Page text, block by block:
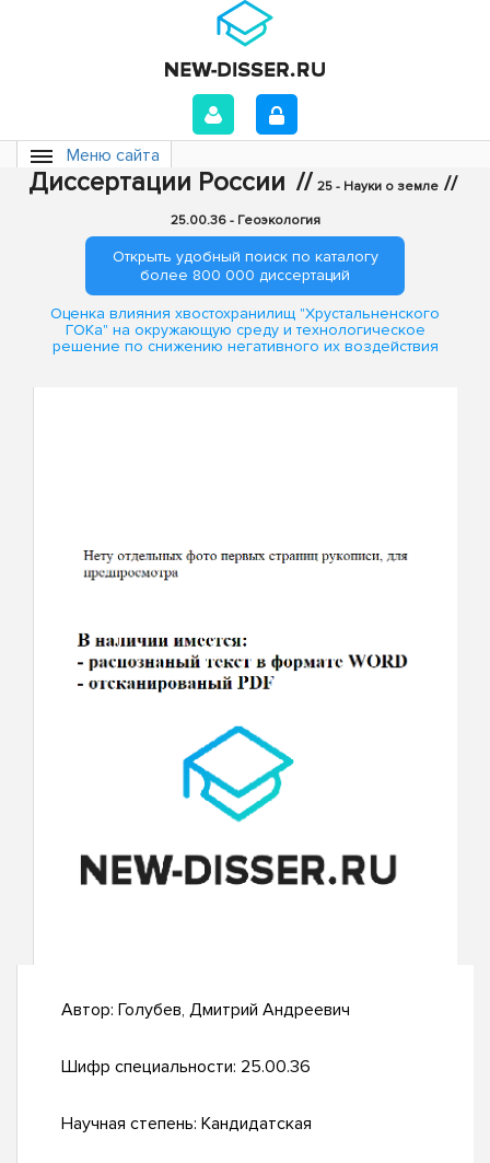
Меню сайта
Диссертации России // 25 - Науки о земле //
25.00.36 - Геоэкология
Открыть удобный поиск по каталогу
более 800 000 диссертаций
Оценка влияния хвостохранилищ "Хрустальненского
ГОКа" на окружающую среду и технологическое
решение по снижению негативного их воздействия
Автор: Голубев, Дмитрий Андреевич
Шифр специальности: 25.00.36
Научная степень: Кандидатская